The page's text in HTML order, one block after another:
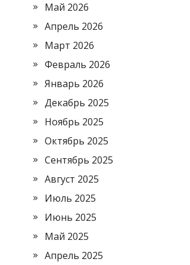
Май 2026
Апрель 2026
Март 2026
Февраль 2026
Январь 2026
Декабрь 2025
Ноябрь 2025
Октябрь 2025
Сентябрь 2025
Август 2025
Июль 2025
Июнь 2025
Май 2025
Апрель 2025